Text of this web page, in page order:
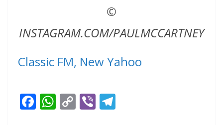
©
INSTAGRAM.COM/PAULMCCARTNEY
Сlassic FM, New Yahoo
F W C Vi